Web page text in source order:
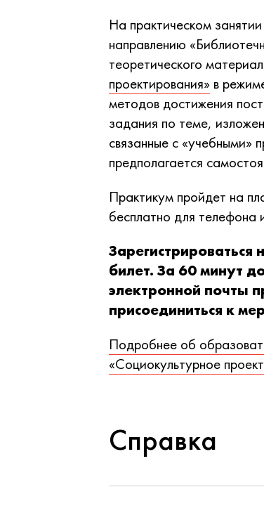
На практическом
направлению
теоретического
проектирования» в
методов достижения
задания по теме,
связанные с «учебными»
предполагается
Практикум пройдет на
бесплатно для телефона
билет. За 60 минут
электронной почты
присоединиться к
Подробнее об
«Социокультурное
Справка